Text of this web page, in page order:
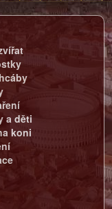
a děti
koni